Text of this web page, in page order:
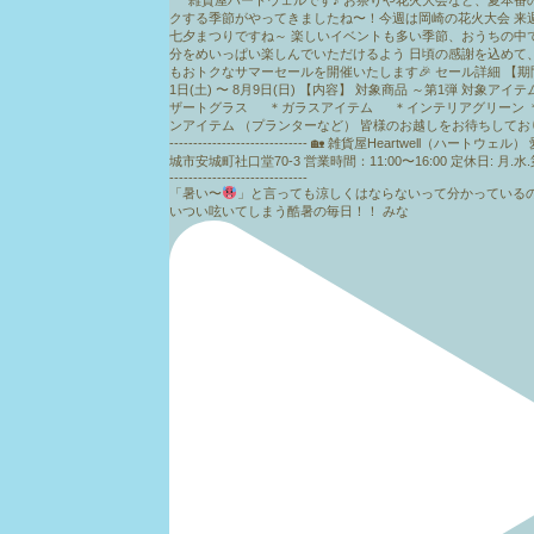
「暑い〜
」と言っても涼しくはならないって分かっている
いつい呟いてしまう酷暑の毎日！！ みな